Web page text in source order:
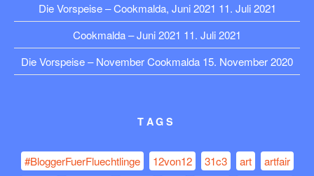
Die Vorspeise – Cookmalda, Juni 2021 11. Juli 2021
Cookmalda – Juni 2021 11. Juli 2021
Die Vorspeise – November Cookmalda 15. November 2020
TAGS
#BloggerFuerFluechtlinge 12von12 31c3 art
artfair